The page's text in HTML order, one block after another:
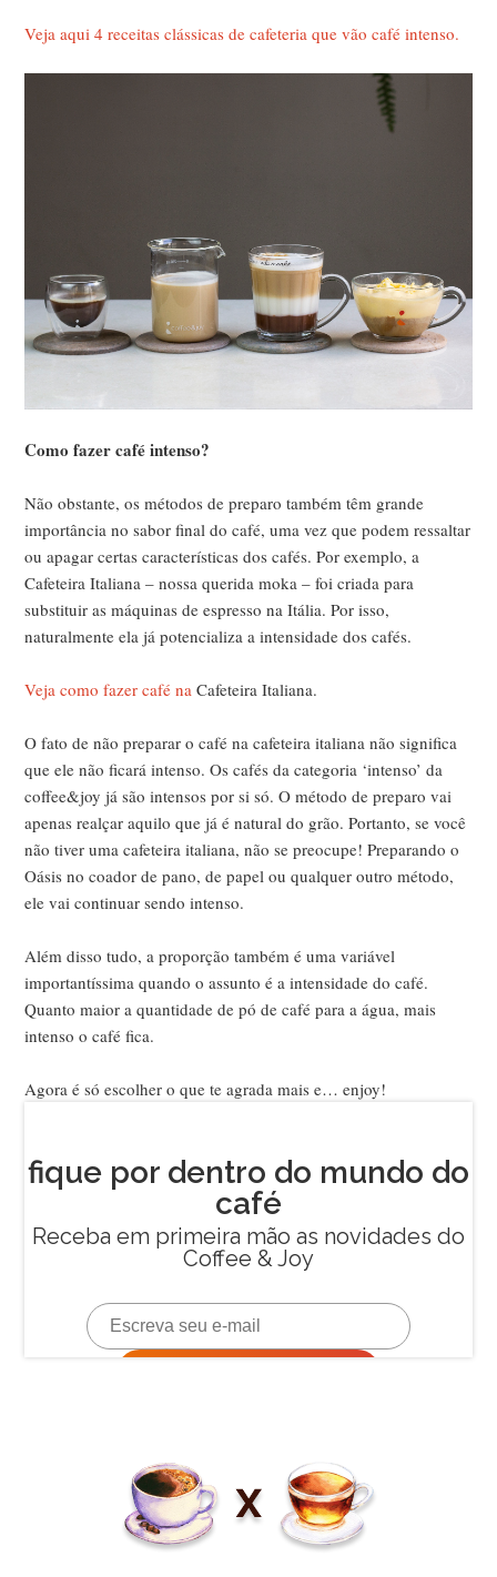
Veja aqui 4 receitas clássicas de cafeteria que vão café intenso.
Como fazer café intenso?
Não obstante, os métodos de preparo também têm grande
importância no sabor final do café, uma vez que podem ressaltar
ou apagar certas características dos cafés. Por exemplo, a
Cafeteira Italiana – nossa querida moka – foi criada para
substituir as máquinas de espresso na Itália. Por isso,
naturalmente ela já potencializa a intensidade dos cafés.
Veja como fazer café naCafeteira Italiana.
O fato de não preparar o café na cafeteira italiana não significa
que ele não ficará intenso. Os cafés da categoria ‘intenso’ da
coffee&joy já são intensos por si só. O método de preparo vai
apenas realçar aquilo que já é natural do grão. Portanto, se você
não tiver uma cafeteira italiana, não se preocupe! Preparando o
Oásis no coador de pano, de papel ou qualquer outro método,
ele vai continuar sendo intenso.
Além disso tudo, a proporção também é uma variável
importantíssima quando o assunto é a intensidade do café.
Quanto maior a quantidade de pó de café para a água, mais
intenso o café fica.
Agora é só escolher o que te agrada mais e… enjoy!